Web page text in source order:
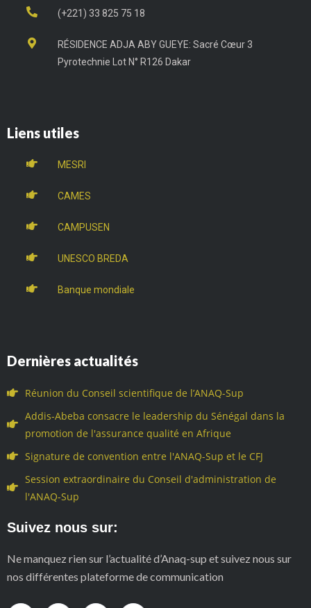
(+221) 33 825 75 18
RÉSIDENCE ADJA ABY GUEYE: Sacré Cœur 3
Pyrotechnie Lot N° R126 Dakar
Liens utiles
MESRI
CAMES
CAMPUSEN
UNESCO BREDA
Banque mondiale
Dernières actualités
Réunion du Conseil scientifique de l’ANAQ-Sup
Addis-Abeba consacre le leadership du Sénégal dans la
promotion de l'assurance qualité en Afrique
Signature de convention entre l'ANAQ-Sup et le CFJ
Session extraordinaire du Conseil d'administration de
l'ANAQ-Sup
Suivez nous sur:
Ne manquez rien sur l’actualité d’Anaq-sup et suivez nous sur
nos différentes plateforme de communication